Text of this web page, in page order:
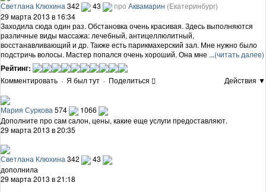
Светлана Клюхина 342 43 про Аквамарин (Екатеринбург)
29 марта 2013 в 16:34
Заходила сюда один раз. Обстановка очень красивая. Здесь выполняются
различные виды массажа: лечебный, антицеллюлитный,
восстанавливающий и др. Также есть парикмахерский зал. Мне нужно было
подстричь волосы. Мастер попался очень хороший. Она мне ...(читать далее)
Рейтинг:
Комментировать · Я был тут · Поделиться Действия ▼
Мария Суркова 574
1066
Дополните про сам салон, цены, какие еще услуги предоставляют.
29 марта 2013 в 20:35
Светлана Клюхина 342
43
дополнила
29 марта 2013 в 21:18